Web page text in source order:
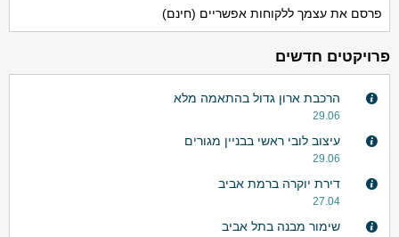
פרסם את עצמך ללקוחות אפשריים (חינם)
פרויקטים חדשים
הרכבת ארון גדול בהתאמה מלא
29.06
עיצוב לובי ראשי בבניין מגורים
29.06
דירת יוקרה ברמת אביב
27.04
שימור מבנה בתל אביב